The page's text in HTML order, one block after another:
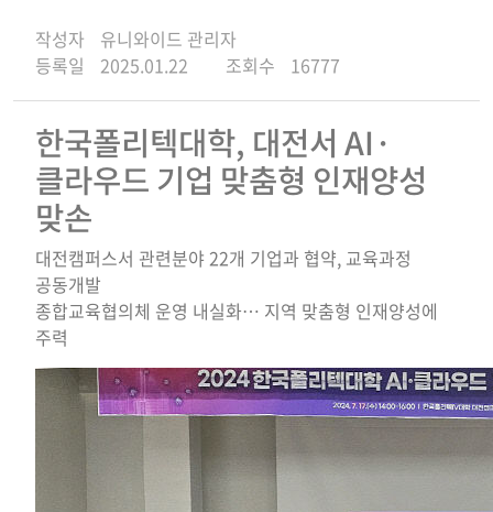
작성자
유니와이드 관리자
등록일
2025.01.22 조회수 16777
한국폴리텍대학, 대전서 AI·
클라우드 기업 맞춤형 인재양성
맞손
대전캠퍼스서 관련분야 22개 기업과 협약, 교육과정
공동개발
종합교육협의체 운영 내실화… 지역 맞춤형 인재양성에
주력